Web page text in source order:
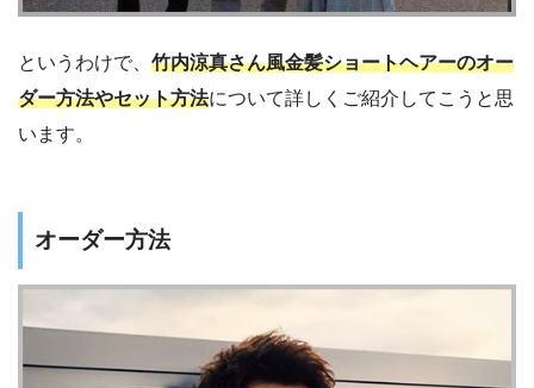
というわけで、 竹内涼真さん風金髪ショートヘアーのオー
ダー方法やセット方法について詳しくご紹介してこうと思
います。
オーダー方法